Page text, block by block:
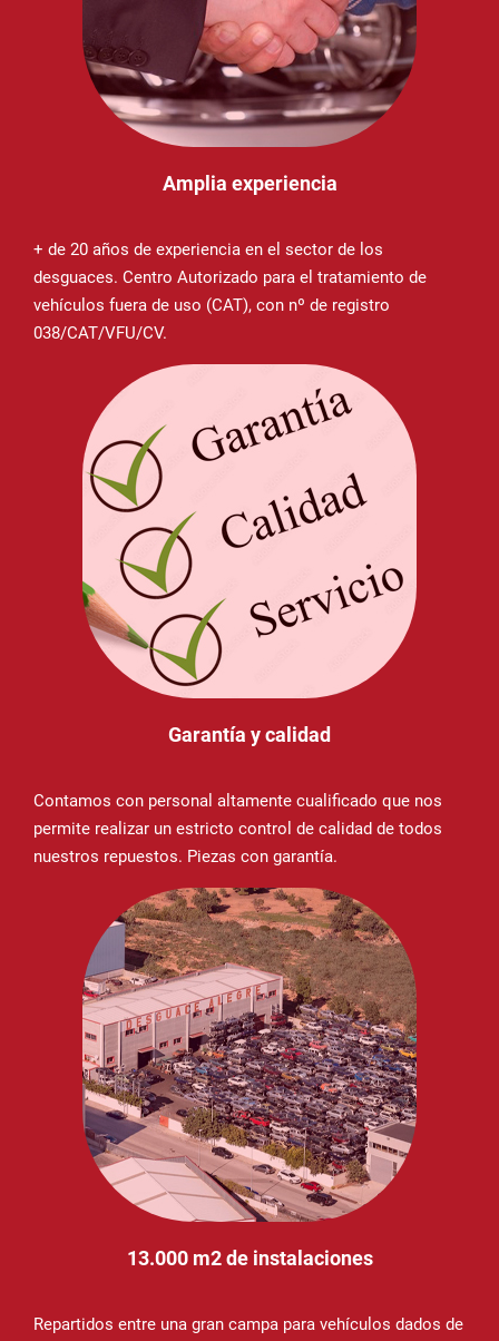
Amplia experiencia
+ de 20 años de experiencia en el sector de los
desguaces. Centro Autorizado para el tratamiento de
vehículos fuera de uso (CAT), con nº de registro
038/CAT/VFU/CV.
Garantía y calidad
Contamos con personal altamente cualificado que nos
permite realizar un estricto control de calidad de todos
nuestros repuestos. Piezas con garantía.
13.000 m2 de instalaciones
Repartidos entre una gran campa para vehículos dados de